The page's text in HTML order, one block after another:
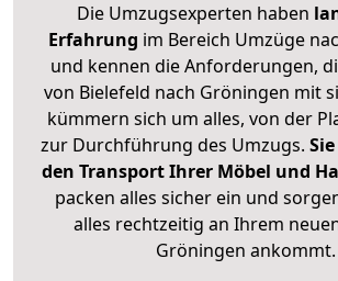
Die Umzugsexperten haben
Erfahrung im Bereich Umzüge
und kennen die Anforderungen,
von Bielefeld nach Gröningen mit
kümmern sich um alles, von der
zur Durchführung des Umzugs.
den Transport Ihrer Möbel und
packen alles sicher ein und
alles rechtzeitig an Ihrem
Gröningen ankommt.